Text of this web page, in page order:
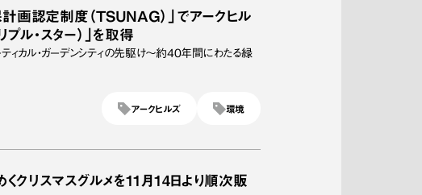
画認定制度（TSUNAG）」でアークヒル
ル・スター）」を取得
カル・ガーデンシティの先駆け～約40年間にわたる緑
環境
アークヒルズ
くクリスマスグルメを11月14日より順次販